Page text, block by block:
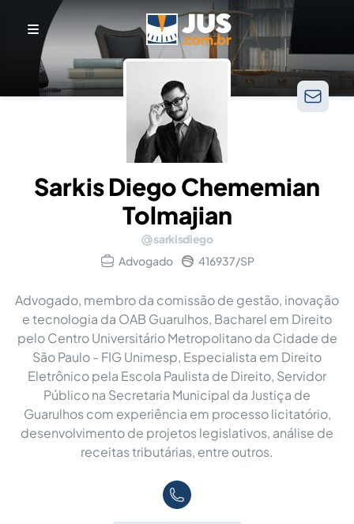
Sarkis Diego Chememian
Tolmajian
sarkisdiego
Advogado
416937/SP
Advogado, membro da comissão de gestão, inovação
e tecnologia da OAB Guarulhos, Bacharel em Direito
pelo Centro Universitário Metropolitano da Cidade de
São Paulo - FIG Unimesp, Especialista em Direito
Eletrônico pela Escola Paulista de Direito, Servidor
Público na Secretaria Municipal da Justiça de
Guarulhos com experiência em processo licitatório,
desenvolvimento de projetos legislativos, análise de
receitas tributárias, entre outros.